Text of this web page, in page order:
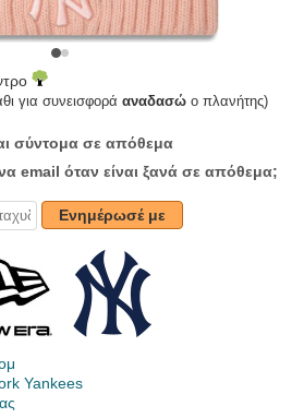
για συνεισφορά αναδασώ ο πλανήτης)
σύντομα σε απόθεμα
email όταν είναι ξανά σε απόθεμα;
Ενημέρωσέ με
Yankees